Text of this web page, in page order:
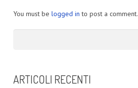
You must be logged in to post a comment.
ARTICOLI RECENTI